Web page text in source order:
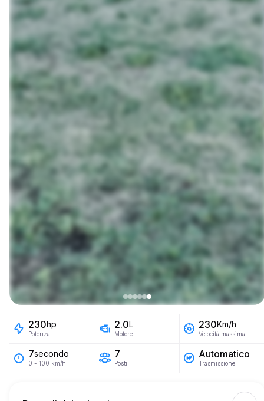
230hp
Potenza
2.0L
Motore
230Km/h
Velocità massima
7secondo
0 - 100 km/h
7
Posti
Automatico
Trasmissione